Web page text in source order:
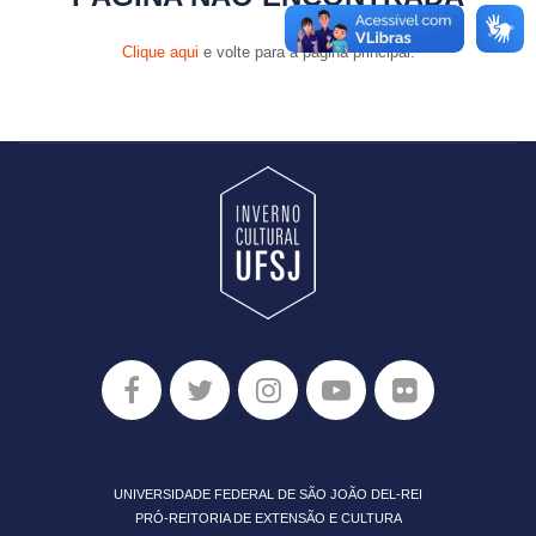
Clique aqui e volte para a página principal.
UNIVERSIDADE FEDERAL DE SÃO JOÃO DEL-REI
PRÓ-REITORIA DE EXTENSÃO E CULTURA